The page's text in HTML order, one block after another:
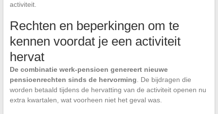
activiteit.
Rechten en beperkingen om te
kennen voordat je een activiteit
hervat
De combinatie werk-pensioen genereert nieuwe
pensioenrechten sinds de hervorming . De bijdragen die
worden betaald tijdens de hervatting van de activiteit openen nu
extra kwartalen, wat voorheen niet het geval was.